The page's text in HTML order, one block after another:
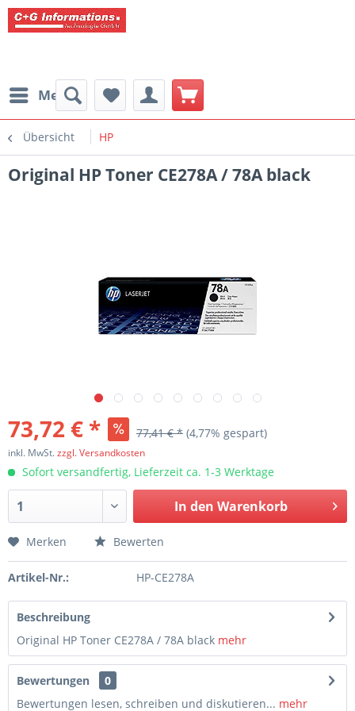
Menü
Übersicht HP
Original HP Toner CE278A / 78A black
73,72 € * 77,41 € * (4,77% gespart)
inkl. MwSt.zzgl. Versandkosten
Sofort versandfertig, Lieferzeit ca. 1-3 Werktage
In den Warenkorb
Merken Bewerten
Artikel-Nr.: HP-CE278A
Beschreibung
Original HP Toner CE278A / 78A black mehr
Bewertungen
0
Bewertungen lesen, schreiben und diskutieren... mehr